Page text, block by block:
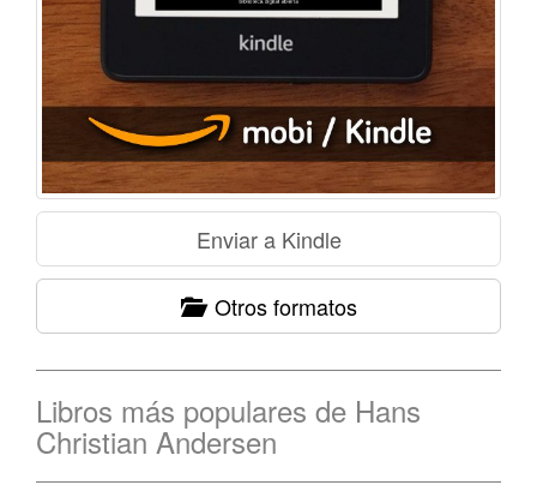
Otros formatos
Libros más populares de Hans
Christian Andersen